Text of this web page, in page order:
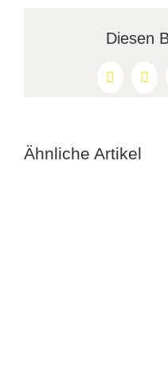
Diesen
Facebook
X
Ähnliche Artikel